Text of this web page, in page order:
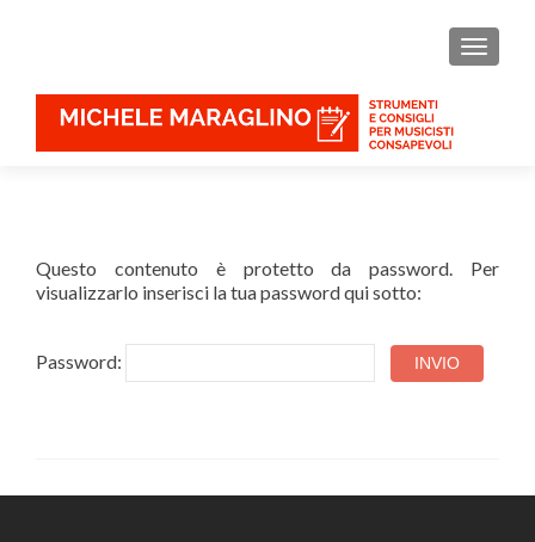
Questo contenuto è protetto da password. Per
visualizzarlo inserisci la tua password qui sotto:
Password: